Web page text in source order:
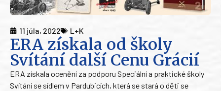
11 júla, 2022 L+K
ERA získala od školy
Svítání další Cenu Grácií
ERA získala ocenění za podporu Speciální a praktické školy
Svítání se sídlem v Pardubicích, která se stará o děti se